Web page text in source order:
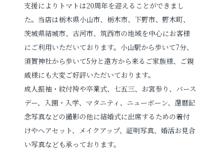
支援によりトマトは20周年を迎えることができまし
た。当店は栃木県小山市、栃木市、下野市、野木町、
茨城県結城市、古河市、筑西市の地域を中心にお客様
にご利用いただいております。小山駅から歩いて7分、
須賀神社から歩いて5分と遠方から来るご家族様、ご親
戚様にも大変ご好評いただいております。
成人振袖・紋付袴や卒業式、七五三、お宮参り、バース
デー、入園・入学、マタニティ、ニューボーン、還暦記
念写真などの撮影の他に結婚式に出席するための着付
けやヘアセット、メイクアップ、証明写真、婚活お見合
い写真なども承っております。